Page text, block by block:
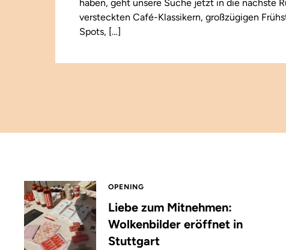
haben, geht unsere Suche jetzt in die nächste
versteckten Café-Klassikern, großzügigen
Spots, […]
OPENING
Liebe zum Mitnehmen:
Wolkenbilder eröffnet in
Stuttgart